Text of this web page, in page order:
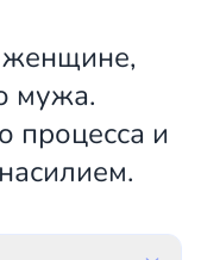
женщине,
мужа.
процесса и